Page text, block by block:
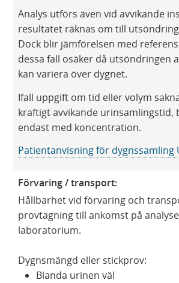
Analys utförs även vid avvikande
resultatet räknas om till
Dock blir jämförelsen med
dessa fall osäker då utsöndringen
kan variera över dygnet.
Ifall uppgift om tid eller volym
kraftigt avvikande urinsamlingstid,
endast med koncentration.
Patientanvisning för dygnssamling
Förvaring / transport:
Hållbarhet vid förvaring och
provtagning till ankomst på
laboratorium.
Dygnsmängd eller stickprov:
Blanda urinen väl